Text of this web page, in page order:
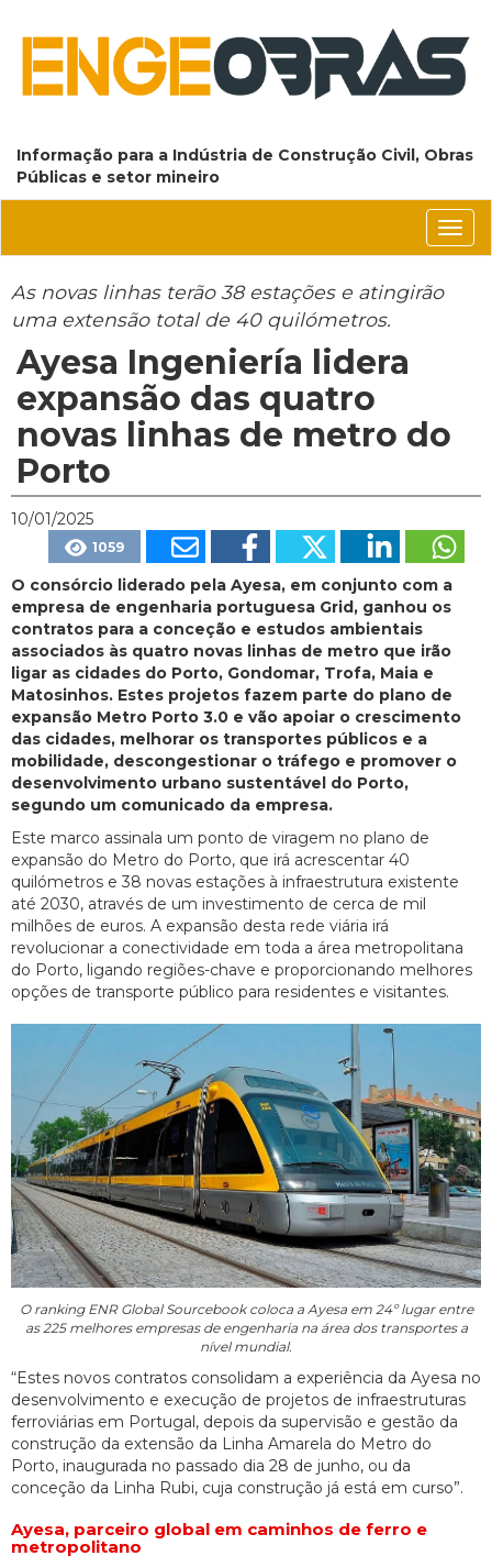
Informação para a Indústria de Construção Civil, Obras
Públicas e setor mineiro
As novas linhas terão 38 estações e atingirão
uma extensão total de 40 quilómetros.
Ayesa Ingeniería lidera
expansão das quatro
novas linhas de metro do
Porto
10/01/2025
1059
O consórcio liderado pela Ayesa, em conjunto com a
empresa de engenharia portuguesa Grid, ganhou os
contratos para a conceção e estudos ambientais
associados às quatro novas linhas de metro que irão
ligar as cidades do Porto, Gondomar, Trofa, Maia e
Matosinhos. Estes projetos fazem parte do plano de
expansão Metro Porto 3.0 e vão apoiar o crescimento
das cidades, melhorar os transportes públicos e a
mobilidade, descongestionar o tráfego e promover o
desenvolvimento urbano sustentável do Porto,
segundo um comunicado da empresa.
Este marco assinala um ponto de viragem no plano de
expansão do Metro do Porto, que irá acrescentar 40
quilómetros e 38 novas estações à infraestrutura existente
até 2030, através de um investimento de cerca de mil
milhões de euros. A expansão desta rede viária irá
revolucionar a conectividade em toda a área metropolitana
do Porto, ligando regiões-chave e proporcionando melhores
opções de transporte público para residentes e visitantes.
O ranking ENR Global Sourcebook coloca a Ayesa em 24º lugar entre
as 225 melhores empresas de engenharia na área dos transportes a
nível mundial.
“Estes novos contratos consolidam a experiência da Ayesa no
desenvolvimento e execução de projetos de infraestruturas
ferroviárias em Portugal, depois da supervisão e gestão da
construção da extensão da Linha Amarela do Metro do
Porto, inaugurada no passado dia 28 de junho, ou da
conceção da Linha Rubi, cuja construção já está em curso”.
Ayesa, parceiro global em caminhos de ferro e
metropolitano